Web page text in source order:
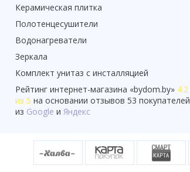
Керамическая плитка
Полотенцесушители
Водонагреватели
Зеркала
Комплект унитаз с инсталляцией
Рейтинг интернет-магазина «bydom.by» 4.2
из 5 на основании отзывов 53 покупателей
из Google и Яндекс